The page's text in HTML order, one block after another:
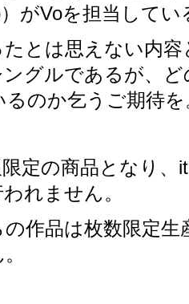
がVoを担当してい
とは思えない内
ングルであるが、
のか乞うご期待を
定の商品となり、
れません。
作品は枚数限定生